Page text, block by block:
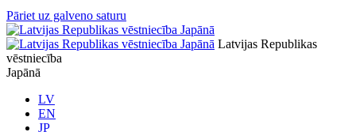
Pāriet uz galveno saturu
Latvijas Republikas
vēstniecība
Japānā
LV
EN
JP